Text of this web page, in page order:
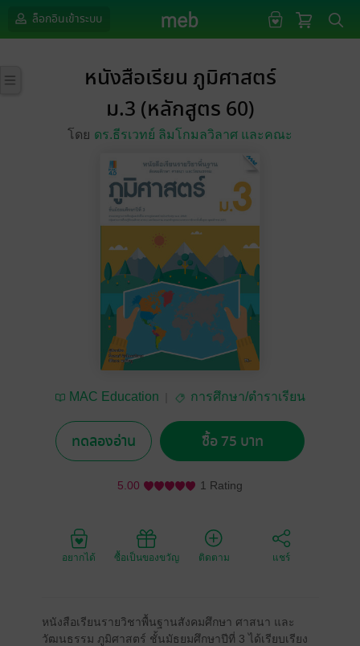
ล็อกอินเข้าระบบ
หนังสือเรียน ภูมิศาสตร์
ม.3 (หลักสูตร 60)
โดย ดร.ธีรเวทย์ ลิมโกมลวิลาศ และคณะ
MAC Education การศึกษา/ตำราเรียน
ทดลองอ่าน ซื้อ 75 บาท
5.00 1 Rating
อยากได้ ซื้อเป็นของขวัญ ติดตาม แชร์
หนังสือเรียนรายวิชาพื้นฐานสังคมศึกษา ศาสนา และ
วัฒนธรรม ภูมิศาสตร์ ชั้นมัธยมศึกษาปีที่ 3 ได้เรียบเรียง